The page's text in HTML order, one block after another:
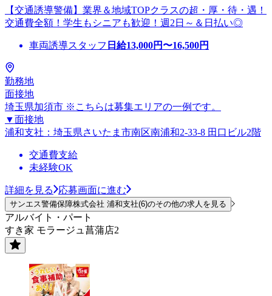
【交通誘導警備】業界＆地域TOPクラスの超・厚・待・遇！
交通費全額！学生もシニアも歓迎！週2日～＆日払い◎
車両誘導スタッフ 日給13,000円〜16,500円
勤務地
面接地
埼玉県加須市 ※こちらは募集エリアの一例です。
▼面接地
浦和支社：埼玉県さいたま市南区南浦和2-33-8 田口ビル2階
交通費支給
未経験OK
詳細を見る 応募画面に進む
サンエス警備保障株式会社 浦和支社(6)のその他の求人を見る
アルバイト・パート
すき家 モラージュ菖蒲店2